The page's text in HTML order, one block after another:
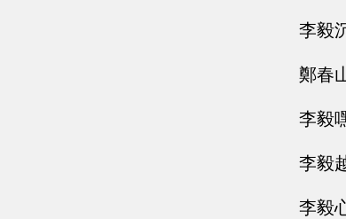
李毅
鄭春
李毅
李毅
李毅